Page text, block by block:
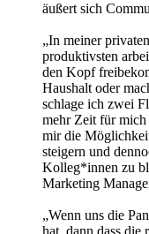
äußert sich
„In meiner
produktivsten
den Kopf
Haushalt oder
schlage ich zwei
mehr Zeit für
mir die
steigern und
Kolleg*innen zu
Marketing
„Wenn uns die
hat, dann dass